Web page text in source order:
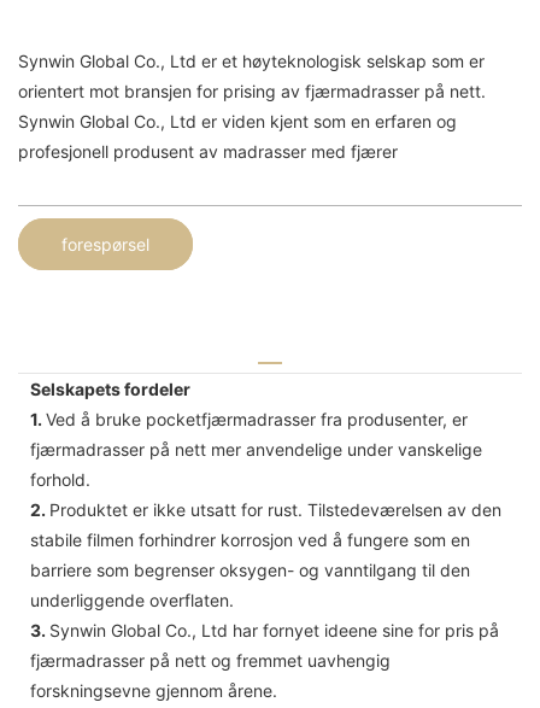
Synwin Global Co., Ltd er et høyteknologisk selskap som er
orientert mot bransjen for prising av fjærmadrasser på nett.
Synwin Global Co., Ltd er viden kjent som en erfaren og
profesjonell produsent av madrasser med fjærer
forespørsel
Selskapets fordeler
1. Ved å bruke pocketfjærmadrasser fra produsenter, er
fjærmadrasser på nett mer anvendelige under vanskelige
forhold.
2. Produktet er ikke utsatt for rust. Tilstedeværelsen av den
stabile filmen forhindrer korrosjon ved å fungere som en
barriere som begrenser oksygen- og vanntilgang til den
underliggende overflaten.
3. Synwin Global Co., Ltd har fornyet ideene sine for pris på
fjærmadrasser på nett og fremmet uavhengig
forskningsevne gjennom årene.